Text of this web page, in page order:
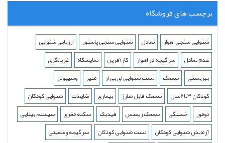
برچسب های فروشگاه
شنوایی سنجی اهواز تعادل شنوایی سنجی پاستور
ارزیابی شنوایی
عدم تعادل
سرگیجه در اهواز کارآفرین نمایشگاه
غربالگری
بهزیستی
سمعک تست شنوایی ای بی ار منیر
وسیبولار
کودکان 3تا6سال
سمعک قابل شارژ بیماری ضایعات
شنوایی کودکان
تومور
خستگی سمعک زیمنس فیدبک سکته مغزی
سیستم بینایی
آزمایش شنوایی کودکان
تست شنوایی کودکان
سرگیجه وضعیتی